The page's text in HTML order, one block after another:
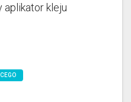
aplikator kleju